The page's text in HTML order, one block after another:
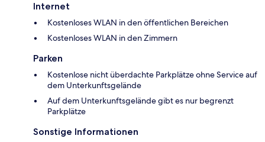
Internet
Kostenloses WLAN in den öffentlichen Bereichen
Kostenloses WLAN in den Zimmern
Parken
Kostenlose nicht überdachte Parkplätze ohne Service auf
dem Unterkunftsgelände
Auf dem Unterkunftsgelände gibt es nur begrenzt
Parkplätze
Sonstige Informationen